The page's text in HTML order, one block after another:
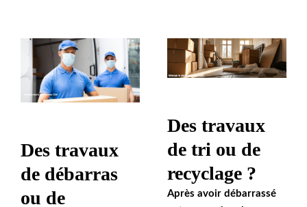
Des travaux
de débarras
ou de
Des travaux
de tri ou de
recyclage ?
Après avoir débarrassé